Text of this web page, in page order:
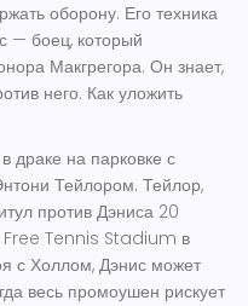
оборону. Его техника
— боец, который
Макгрегора. Он знает,
него. Как уложить
драке на парковке с
Тейлором. Тейлор,
против Дэниса 20
Tennis Stadium в
с Холлом, Дэнис может
весь промоушен рискует